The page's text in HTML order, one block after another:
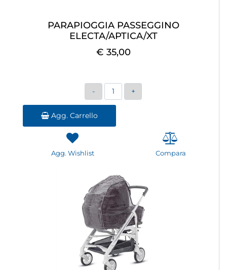
PARAPIOGGIA PASSEGGINO
ELECTA/APTICA/XT
€ 35,00
Quantità
Agg. Carrello
Agg. Wishlist Compara